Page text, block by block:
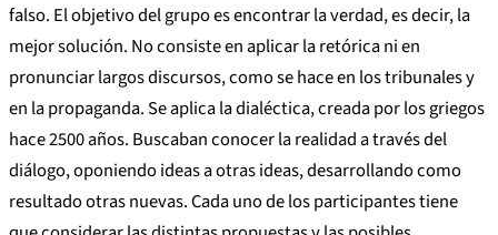
falso. El objetivo del grupo es encontrar la verdad, es decir, la
mejor solución. No consiste en aplicar la retórica ni en
pronunciar largos discursos, como se hace en los tribunales y
en la propaganda. Se aplica la dialéctica, creada por los griegos
hace 2500 años. Buscaban conocer la realidad a través del
diálogo, oponiendo ideas a otras ideas, desarrollando como
resultado otras nuevas. Cada uno de los participantes tiene